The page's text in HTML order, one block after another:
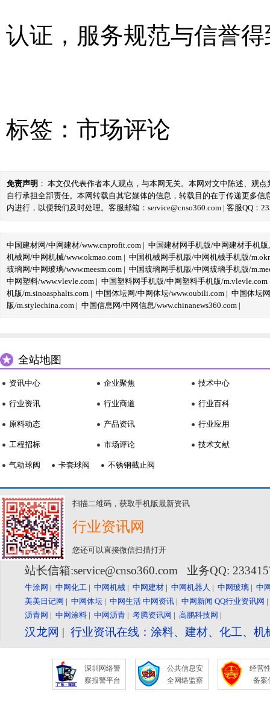
认证，服务规范与信誉
标签： 市场评论
免责声明 ： 本文仅代表作者本人观点，与本网无关。本网对文中陈述、观
自行承担全部责任。本网转载自其它媒体的信息，转载目的在于传递更多
内进行，以便我们及时处理。客服邮箱：service@cnso360.com | 客服QQ：
中国建材网/中网建材/www.cnprofit.com | 中国建材网手机版/中网建材手机版
机械网/中网机械/www.okmao.com | 中国机械网手机版/中网机械手机版/
玻璃网/中网玻璃/www.meesm.com | 中国玻璃网手机版/中网玻璃手机版/
中网塑料/www.vlevle.com | 中国塑料网手机版/中网塑料手机版/m.vlevle.com
机版/m.sinoasphalts.com | 中国体坛网/中网体坛/www.oubili.com | 中国体坛
版/m.stylechina.com | 中国信息网/中网信息/www.chinanews360.com |
全站地图
资讯中心
行业资讯
原料动态
工程招标
企业聚焦
行业商道
产品资讯
市场评论
技术中心
行业百科
行业应用
技术文献
气动球阀 卡套球阀 不锈钢截止阀
扫描二维码，获取手机版最新资讯
行业资讯网
您还可以直接微信扫描打开
站长信箱:service@cnso360.com 业务QQ:
牛涂网 | 中网化工 | 中网机械 | 中网建材 | 中网机器人 | 中网玻璃 | 中
美美日记网 | 中网体坛 | 中网生活 中网资讯 | 中网新闻 QQ行业资讯网
沥青网 | 中网涂料 | 中网沥青 | 考腾资讯网 | 高鹏科技网 |
汉龙网 | 行业资讯在线：涂料、建材、化工、
深圳网络警
察报警平台
公共信息安
全网络监察
经营
备案